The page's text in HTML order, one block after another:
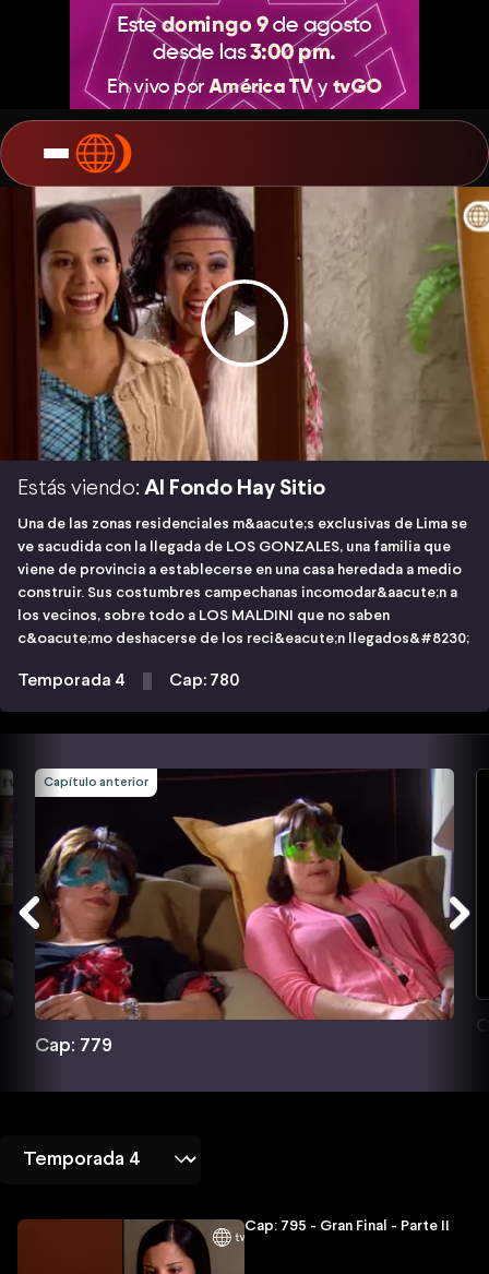
Estás viendo: Al Fondo Hay Sitio
Una de las zonas residenciales m&aacute;s exclusivas de Lima se
ve sacudida con la llegada de LOS GONZALES, una familia que
viene de provincia a establecerse en una casa heredada a medio
construir. Sus costumbres campechanas incomodar&aacute;n a
los vecinos, sobre todo a LOS MALDINI que no saben
c&oacute;mo deshacerse de los reci&eacute;n llegados&#8230;
Temporada 4 Cap: 780
Capítulo anterior
Cap: 779
Cap: 795 - Gran Final - Parte II